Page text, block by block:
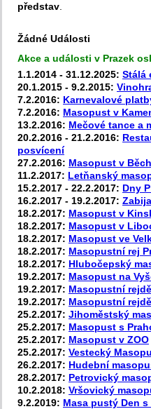
představ
Žádné Události
Akce a události v Prazek
1.1.2014 - 31.12.2025: Stálá
20.1.2015 - 9.2.2015:
7.2.2016: Karnevalové
7.2.2016: Masopust v
13.2.2016: Mečové tance a
20.2.2016 - 21.2.2016:
posvícení
27.2.2016: Masopust v
11.2.2017: Letňanský
15.2.2017 - 22.2.2017: Dny
16.2.2017 - 19.2.2017:
18.2.2017: Masopust v
18.2.2017: Masopust v
18.2.2017: Masopust ve
18.2.2017: Masopustní rej
18.2.2017: Hlubočepský
19.2.2017: Masopust na
19.2.2017: Masopustní
19.2.2017: Masopustní
25.2.2017: Jihoměstský
25.2.2017: Masopust s
25.2.2017: Masopust v ZOO
25.2.2017: Vestecký
26.2.2017: Hudební
28.2.2017: Petrovický
10.2.2018: Vršovický
9.2.2019: Masa pustý Den